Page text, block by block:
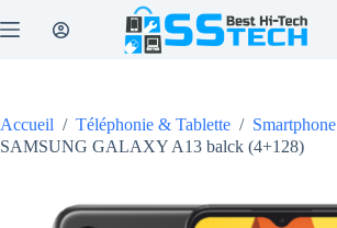
au
Accueil / Téléphonie & Tablette / Smartphone
SAMSUNG GALAXY A13 balck (4+128)